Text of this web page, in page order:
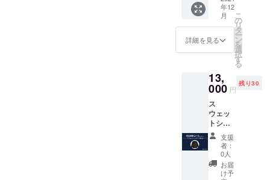
サイト
に支援
してい
ただい
時、必
ず備考
希望の
お名前
をご記
入くだ
さい。
（※ニッ
クネー
ム可）
コット
イズ】
S, M, L,
くださ
い"
UEから
感謝の
メッ
セージ
付きの
ポスト
カード
●LOVL
く、
10°Cの
低温で
も暖か
さを提
シュリ
ンクフ
リー
（縮ま
ない）
【素
材】
コット
ン98％ /
ポリエ
ステル
年12
月
詳細を見る
こ
の
リ
タ
ー
ン
を
選
択
す
る
13,
000 円
残り30
ス
ウェッ
トシャ
ツ
[Black]
✔︎ ユニ
セック
ス ✔︎ 14
支援
者：
0人
お届
け予